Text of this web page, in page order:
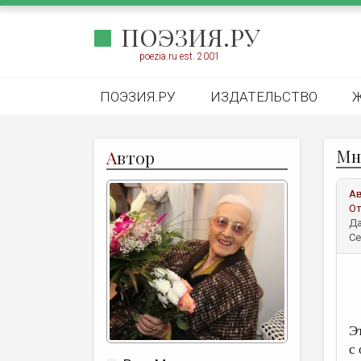
ПОЭЗИЯ.РУ
poezia.ru est. 2001
ПОЭЗИЯ.РУ ИЗДАТЕЛЬСТВО
Автор
с